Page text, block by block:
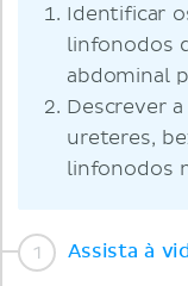
Identificar
linfonodos
abdominal
Descrever
ureteres,
linfonodos
Assista à